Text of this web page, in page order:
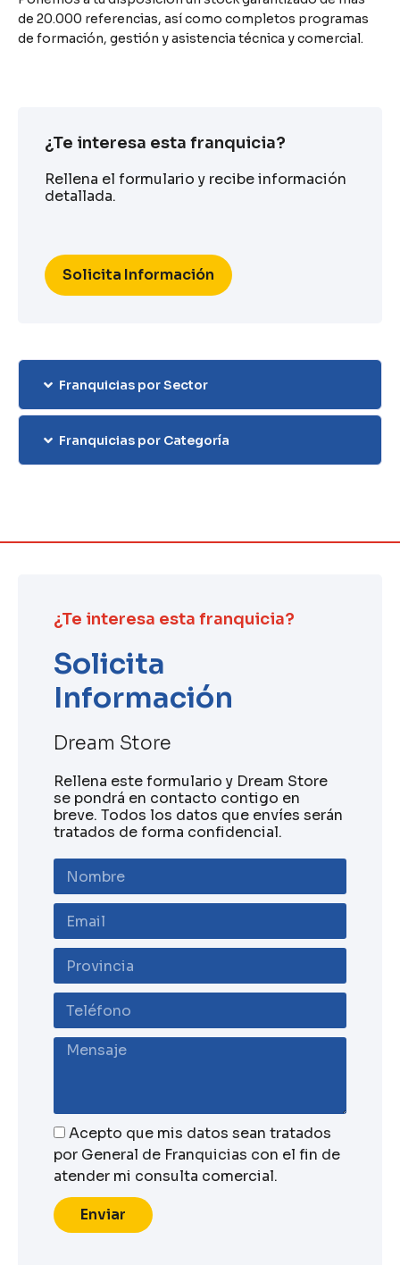
de 20.000 referencias, así como completos programas
de formación, gestión y asistencia técnica y comercial.
¿Te interesa esta franquicia?
Rellena el formulario y recibe información
detallada.
Solicita Información
Franquicias por Sector
Franquicias por Categoría
¿Te interesa esta franquicia?
Solicita
Información
Dream Store
Rellena este formulario y Dream Store
se pondrá en contacto contigo en
breve. Todos los datos que envíes serán
tratados de forma confidencial.
Acepto que mis datos sean tratados
por General de Franquicias con el fin de
atender mi consulta comercial.
Enviar